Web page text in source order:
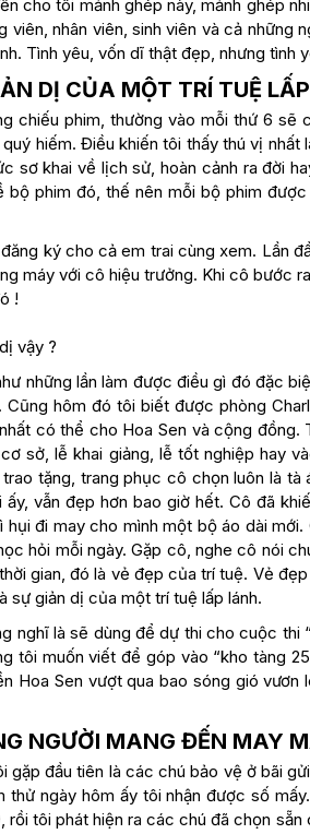
cho tôi mảnh ghép này, mảnh ghép
nhân viên, sinh viên và cả những
Tình yêu, vốn dĩ thật đẹp, nhưng tình
DỊ CỦA MỘT TRÍ TUỆ
chiếu phim, thường vào mỗi thứ 6
hiếm. Điều khiến tôi thấy thú vị
sơ khai về lịch sử, hoàn cảnh ra đời
bộ phim đó, thế nên mỗi bộ phim
ký cho cả em trai cùng xem. Lần
máy với cô hiệu trưởng. Khi cô bước
!
vậy ?
những lần làm được điều gì đó đặc
hôm đó tôi biết được phòng
có thể cho Hoa Sen và cộng đồng.
sở, lễ khai giảng, lễ tốt nghiệp hay
tặng, trang phục cô chọn luôn là
ấy, vẫn đẹp hơn bao giờ hết. Cô đã
hụi đi may cho mình một bộ áo dài
hỏi mỗi ngày. Gặp cô, nghe cô nói
gian, đó là vẻ đẹp của trí tuệ. Vẻ
sự giản dị của một trí tuệ lấp lánh.
nghĩ là sẽ dùng để dự thi cho cuộc thi
tôi muốn viết để góp vào “kho tàng
Hoa Sen vượt qua bao sóng gió
NGƯỜI MANG ĐẾN MAY
gặp đầu tiên là các chú bảo vệ ở bãi
thử ngày hôm ấy tôi nhận được số
rồi tôi phát hiện ra các chú đã chọn